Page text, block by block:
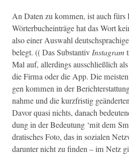
An Dat­en zu kom­men, ist auch fürs
Wörter­buchein­träge hat das Wort
also ein­er Auswahl
belegt. (( Das Sub­stan­tiv Insta­gram
Mal auf, allerd­ings auss­chließlich
die Fir­ma oder die App. Die
gen kom­men in der
nahme und die kurzfristig
Davor qua­si nichts, danach
dung in der Bedeu­tung ‘mit dem
dratis­ches Foto, das in sozialen
darunter nicht zu find­en – im Netz